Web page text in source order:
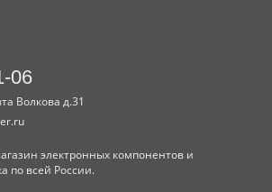
06
Волкова д.31
электронных компонентов и
по всей России.